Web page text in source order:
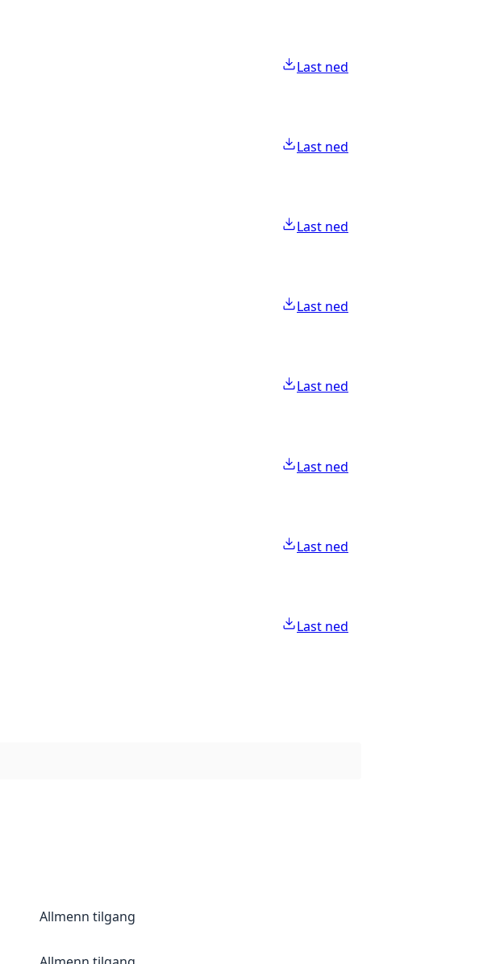
Last ned
Last ned
Last ned
Last ned
Last ned
Last ned
Last ned
Last ned
Allmenn tilgang